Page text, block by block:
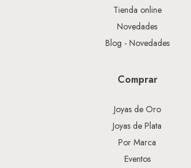
Tienda online
Novedades
Blog - Novedades
Comprar
Joyas de Oro
Joyas de Plata
Por Marca
Eventos